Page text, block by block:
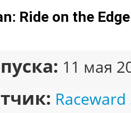
Ride on the
11 мая